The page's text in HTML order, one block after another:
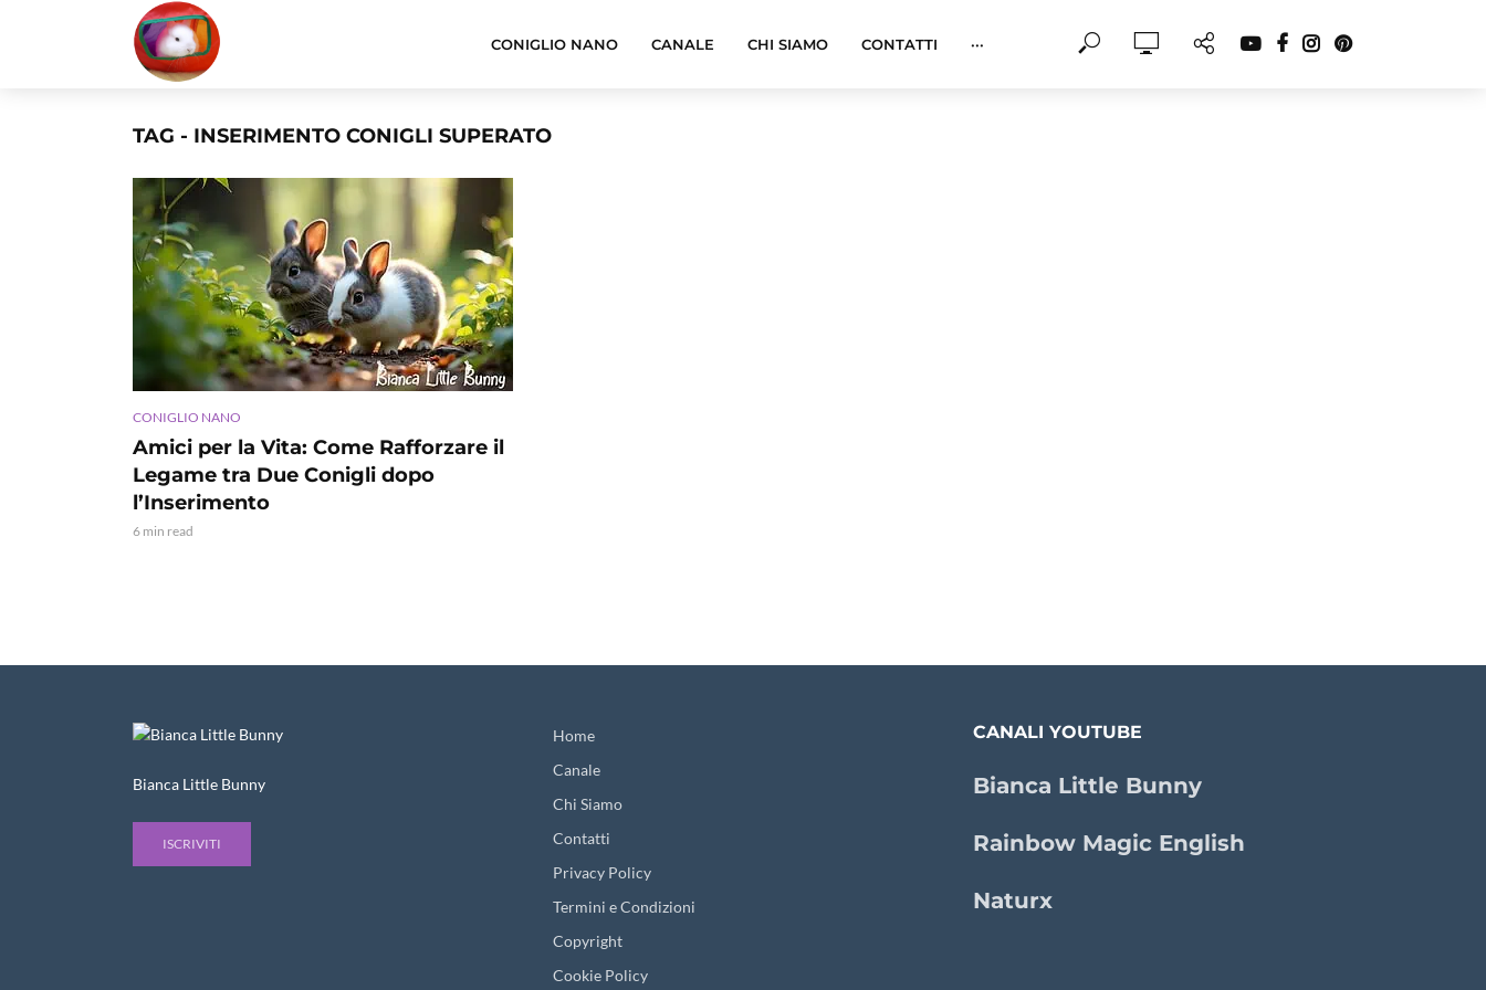
CONIGLIO NANO CANALE CHI SIAMO CONTATTI ···
TAG - INSERIMENTO CONIGLI SUPERATO
CONIGLIO NANO
Amici per la Vita: Come Rafforzare il
Legame tra Due Conigli dopo
l’Inserimento
6 min read
Bianca Little Bunny
ISCRIVITI
Home
Canale
Chi Siamo
Contatti
Privacy Policy
Termini e Condizioni
Copyright
Cookie Policy
CANALI YOUTUBE
Bianca Little Bunny
Rainbow Magic English
Naturx